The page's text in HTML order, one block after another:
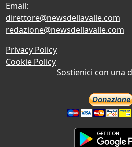
Email:
direttore@newsdellavalle.com
redazione@newsdellavalle.com
Privacy Policy
Cookie Policy
Sostienici con una